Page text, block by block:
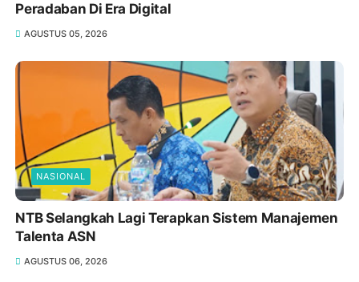
Peradaban Di Era Digital
AGUSTUS 05, 2026
NASIONAL
NTB Selangkah Lagi Terapkan Sistem Manajemen
Talenta ASN
AGUSTUS 06, 2026